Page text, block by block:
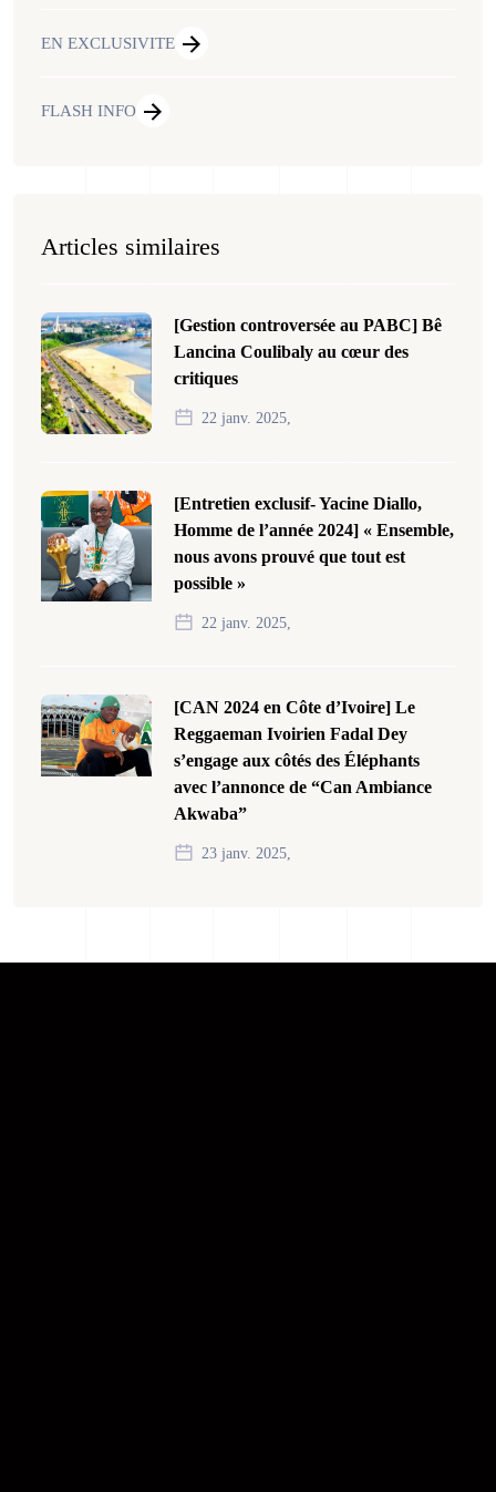
EN EXCLUSIVITE
FLASH INFO
Articles similaires
[Gestion controversée au PABC] Bê
Lancina Coulibaly au cœur des
critiques
22 janv. 2025,
[Entretien exclusif- Yacine Diallo,
Homme de l’année 2024] « Ensemble,
nous avons prouvé que tout est
possible »
22 janv. 2025,
[CAN 2024 en Côte d’Ivoire] Le
Reggaeman Ivoirien Fadal Dey
s’engage aux côtés des Éléphants
avec l’annonce de “Can Ambiance
Akwaba”
23 janv. 2025,